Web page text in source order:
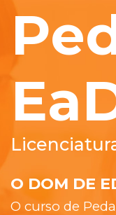
O DOM DE
O curso de